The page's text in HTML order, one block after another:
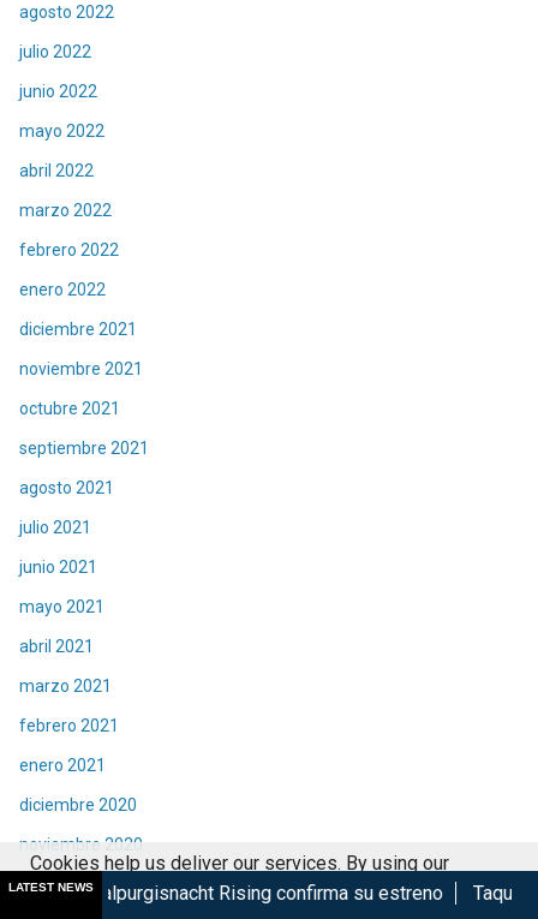
agosto 2022
julio 2022
junio 2022
mayo 2022
abril 2022
marzo 2022
febrero 2022
enero 2022
diciembre 2021
noviembre 2021
octubre 2021
septiembre 2021
agosto 2021
julio 2021
junio 2021
mayo 2021
abril 2021
marzo 2021
febrero 2021
enero 2021
diciembre 2020
noviembre 2020
octubre 2020
LATEST NEWSRising confirma su estreno Taquilla de Spider-Man
Cookies help us deliver our services. By using our
services, you agree to our use of cookies.
Got it